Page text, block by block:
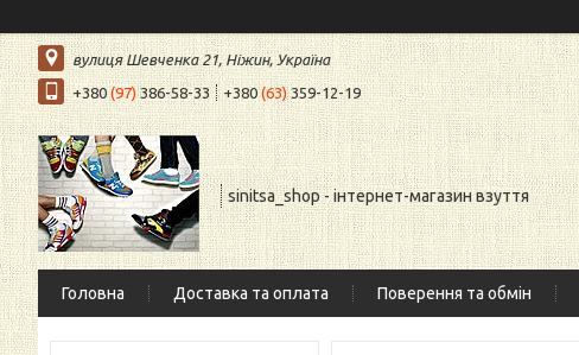
вулиця Шевченка 21, Ніжин, Україна
+380 (97)386-58-33 +380(63)359-12-19
sinitsa_shop - інтернет-магазин взуття
Головна Доставка та оплата Поверення та обмін